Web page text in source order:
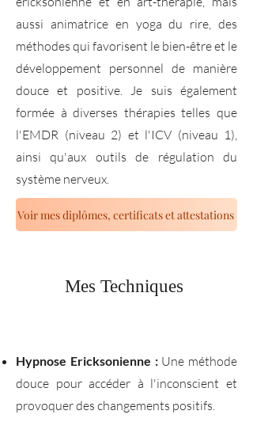
aussi animatrice en yoga du rire, des
méthodes qui favorisent le bien-être et le
développement personnel de manière
douce et positive. Je suis également
formée à diverses thérapies telles que
l'EMDR (niveau 2) et l'ICV (niveau 1),
ainsi qu'aux outils de régulation du
système nerveux.
Voir mes diplômes, certificats et attestations
Mes Techniques
Hypnose Ericksonienne : Une méthode
douce pour accéder à l'inconscient et
provoquer des changements positifs.